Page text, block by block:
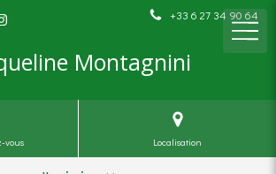
+33 6 27 34 90 64
Montagnini
vous Localisation